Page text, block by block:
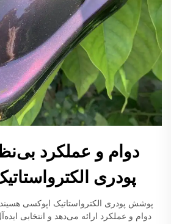
دوام و عملکرد
پودری
پوشش پودری الکترواستاتیک اپوکسی
دوام و عملکرد ارائه می‌دهد و انتخابی